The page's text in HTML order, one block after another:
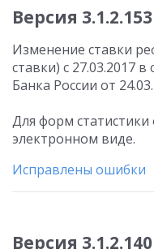
Версия 3.1.2.153
Изменение ставки
ставки) с 27.03.2017
Банка России от
Для форм
электронном виде.
Исправлены ошибки
Версия 3.1.2.140